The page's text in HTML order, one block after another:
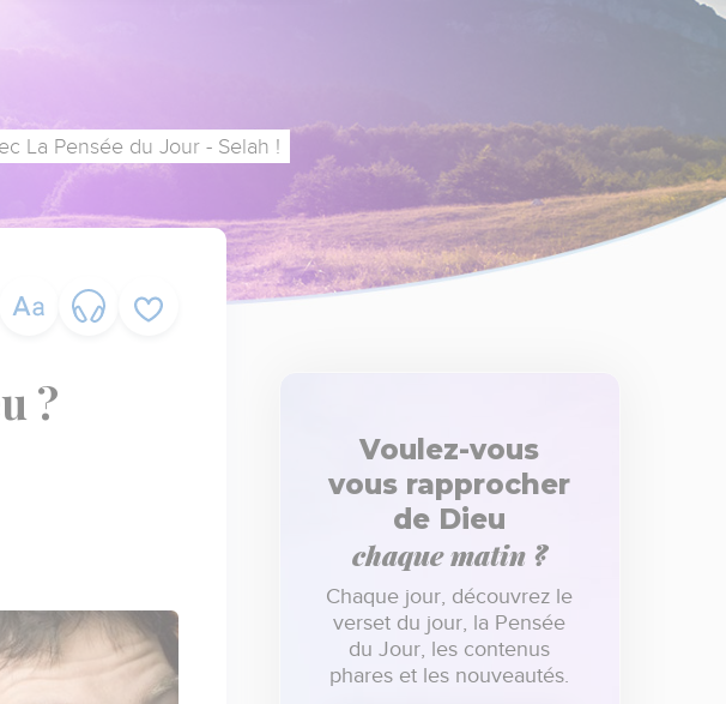
La Pensée du Jour - Selah !
?
Voulez-vous
vous rapprocher
de Dieu
chaque matin ?
Chaque jour, découvrez le
verset du jour, la Pensée
du Jour, les contenus
phares et les nouveautés.